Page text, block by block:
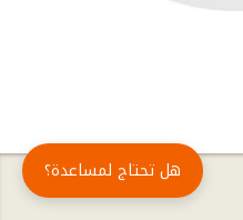
هل تحتاج لمساعدة؟